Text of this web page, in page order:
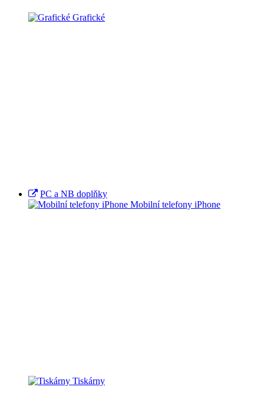
Grafické
PC a NB doplňky
Mobilní telefony iPhone
Tiskárny